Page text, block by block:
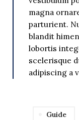
magna
parturient.
blandit
lobortis
scelerisque
adipiscing a
Guide